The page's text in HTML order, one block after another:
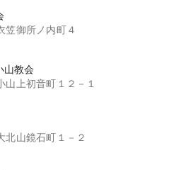
笠御所ノ内町４
山教会
上初音町１２－１
北山鏡石町１－２